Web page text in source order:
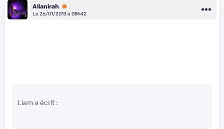
Alianirah Premium
Le 26/01/2013 à 08h42
Liam a écrit :